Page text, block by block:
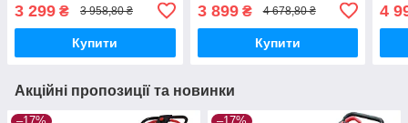
3 299 ₴ 3 958,80 ₴
Купити
3 899₴ 4 678,80 ₴
Купити
4
Акційні пропозиції та новинки